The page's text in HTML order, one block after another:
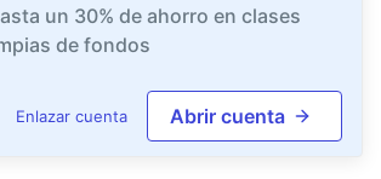
un 30% de ahorro en clases
de fondos
Enlazar cuenta Abrir cuenta